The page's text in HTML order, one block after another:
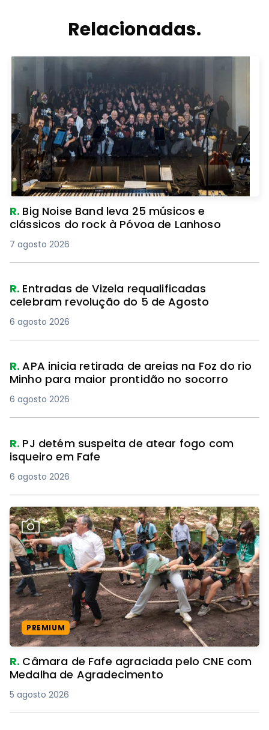
Relacionadas.
R. Big Noise Band leva 25 músicos e
clássicos do rock à Póvoa de Lanhoso
7 agosto 2026
R. Entradas de Vizela requalificadas
celebram revolução do 5 de Agosto
6 agosto 2026
R.APA inicia retirada de areias na Foz do rio
Minho para maior prontidão no socorro
6 agosto 2026
R. PJ detém suspeita de atear fogo com
isqueiro em Fafe
6 agosto 2026
PREMIUM
R. Câmara de Fafe agraciada pelo CNE com
Medalha de Agradecimento
5 agosto 2026